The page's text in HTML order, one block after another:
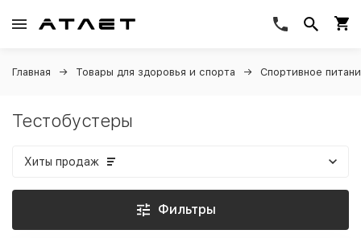
Главная Товары для здоровья и спорта Спортивное
Тестобустеры
Хиты продаж
Фильтры